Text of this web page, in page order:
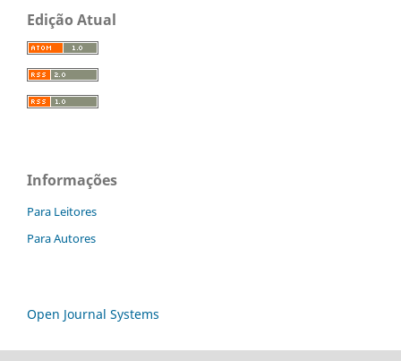
Edição Atual
Informações
Para Leitores
Para Autores
Open Journal Systems